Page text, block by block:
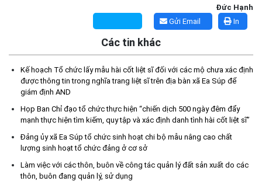
Đức Hạnh
In
Gửi Email
Các tin khác
Kế hoạch Tổ chức lấy mẫu hài cốt liệt sĩ đối với các mộ chưa xác định
được thông tin trong nghĩa trang liệt sĩ trên địa bàn xã Ea Súp để
giám định AND
Họp Ban Chỉ đạo tổ chức thực hiện “chiến dịch 500 ngày đêm đẩy
mạnh thực hiện tìm kiếm, quy tập và xác định danh tình hài cốt liệt sĩ”
Đảng ủy xã Ea Súp tổ chức sinh hoạt chi bộ mẫu nâng cao chất
lượng sinh hoạt tổ chức đảng ở cơ sở
Làm việc với các thôn, buôn về công tác quản lý đất sản xuất do các
thôn, buôn đang quản lý, sử dụng
Kế hoạch Tổ chức lấy mẫu hài cốt liệt sĩ đối với các mộ chưa
xác định được thông tin trong nghĩa trang liệt sĩ trên địa bàn xã
Ea Súp để giám định AND
(06/08/2026)
Thông báo nghiêm cấm sử dụng đất với khu vực Quy hoạch
cấp đất sản xuất cho các hộ nghèo, cận nghèo thiếu đất sản
xuất trên địa bàn xã.